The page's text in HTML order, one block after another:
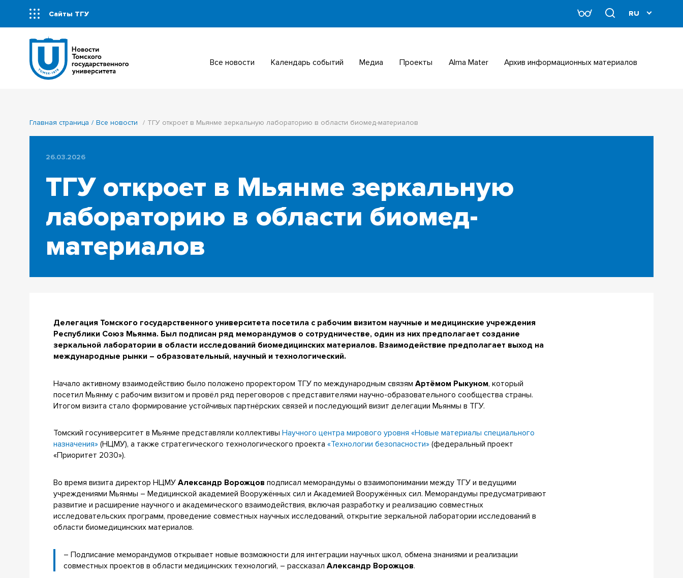
Сайты ТГУ
Все новости Календарь событий Медиа Проекты Alma Mater Архив информационных материалов
Главная страница Все новости ТГУ откроет в Мьянме зеркальную лабораторию в области биомед-материалов
26.03.2026
ТГУ откроет в Мьянме зеркальную
лабораторию в области биомед-
материалов
Делегация Томского государственного университета посетила с рабочим визитом научные и медицинские учреждения
Республики Союз Мьянма. Был подписан ряд меморандумов о сотрудничестве, один из них предполагает создание
зеркальной лаборатории в области исследований биомедицинских материалов. Взаимодействие предполагает выход на
международные рынки – образовательный, научный и технологический.
Начало активному взаимодействию было положено проректором ТГУ по международным связямАртёмом Рыкуном, который
посетил Мьянму с рабочим визитом и провёл ряд переговоров с представителями научно-образовательного сообщества страны.
Итогом визита стало формирование устойчивых партнёрских связей и последующий визит делегации Мьянмы в ТГУ.
Томский госуниверситет в Мьянме представляли коллективыНаучного центра мирового уровня «Новые материалы специального
назначения» (НЦМУ), а также стратегического технологического проекта«Технологии безопасности» (федеральный проект
«Приоритет 2030»).
Во время визита директор НЦМУАлександр Ворожцов подписал меморандумы о взаимопонимании между ТГУ и ведущими
учреждениями Мьянмы – Медицинской академией Вооружённых сил и Академией Вооружённых сил. Меморандумы предусматривают
развитие и расширение научного и академического взаимодействия, включая разработку и реализацию совместных
исследовательских программ, проведение совместных научных исследований, открытие зеркальной лаборатории исследований в
области биомедицинских материалов.
– Подписание меморандумов открывает новые возможности для интеграции научных школ, обмена знаниями и реализации
совместных проектов в области медицинских технологий, – рассказалАлександр Ворожцов.